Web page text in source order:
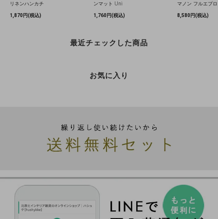
リネンハンカチ
1,870円(税込)
ンマット Uni
1,760円(税込)
マノン フルエプ
8,580円(税込)
最近チェックした商品
お気に入り